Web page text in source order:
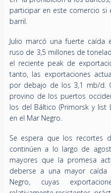
participar en este comercio
barril.
Julio marcó una fuerte caída
ruso de 3,5 millones de
el reciente peak de
tanto, las exportaciones
por debajo de los 3,1 mb/d.
provino de los puertos
los del Báltico (Primorsk y list
en el Mar Negro.
Se espera que los recortes
continúen a lo largo de
mayores que la promesa
deberse a una mayor
Negro, cuyas